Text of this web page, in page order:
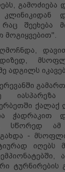
გამოძიება
კლინიკიდან
შეეხება
მოგიყვებით".
ადგილს
იასპარეზა
ქალაქ
ჭადრაკით
სწორედ ამ
-
იღებს
ტურნირების